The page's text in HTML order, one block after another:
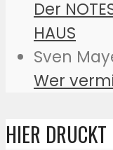
Der
HAUS
Sven
Wer
HIER